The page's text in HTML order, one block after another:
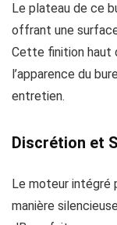
Le plateau de ce
offrant une
Cette finition haut
l’apparence du
entretien.
Discrétion et
Le moteur intégré
manière